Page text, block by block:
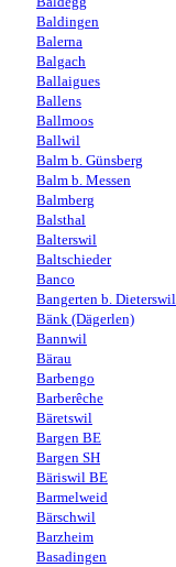
Baldingen
Balerna
Balgach
Ballaigues
Ballens
Ballmoos
Ballwil
Balm b. Günsberg
Balm b. Messen
Balmberg
Balsthal
Balterswil
Baltschieder
Banco
Bangerten b. Dieterswil
Bänk (Dägerlen)
Bannwil
Bärau
Barbengo
Barberêche
Bäretswil
Bargen BE
Bargen SH
Bäriswil BE
Barmelweid
Bärschwil
Barzheim
Basadingen